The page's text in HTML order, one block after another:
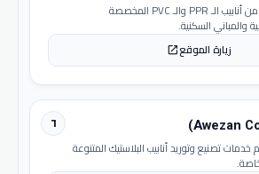
يوفر مجموعة متكاملة من أنابيب الـ PPR والـ PVC المخصصة
والمباني السكنية.
زيارة الموقعopen_in_new
٦
تصنيع وتوريد أنابيب البلاستيك المتنوعة